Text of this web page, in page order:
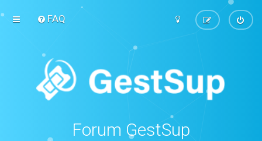
FAQ
Forum GestSup